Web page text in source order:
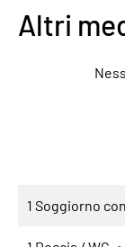
Altri
1 Soggiorno